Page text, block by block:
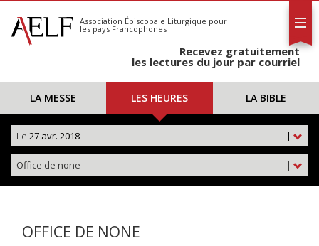
S'abonner
Calendrier
Association Épiscopale Liturgique pour
les pays Francophones
Recevez gratuitement
les lectures du jour par courriel
LA MESSE LES HEURES LA BIBLE
|
Le 27 avr. 2018
|
Office de none
OFFICE DE NONE